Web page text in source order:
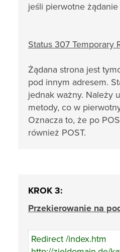
jeśli pierwotne żądanie
Status 307 Temporary
Żądana strona jest
pod innym adresem.
jednak ważny. Należy
metody, co w
Oznacza to, że po
również POST.
KROK 3:
Przekierowanie na
Redirect /index.htm